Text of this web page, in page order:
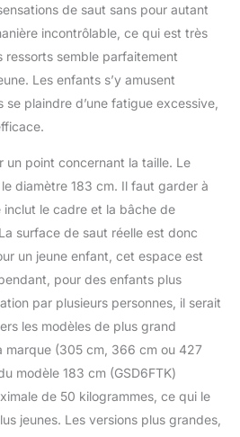
de saut sans pour autant
incontrôlable, ce qui est très
ressorts semble parfaitement
Les enfants s’y amusent
plaindre d’une fatigue excessive,
un point concernant la taille. Le
diamètre 183 cm. Il faut garder à
inclut le cadre et la bâche de
surface de saut réelle est donc
un jeune enfant, cet espace est
pour des enfants plus
par plusieurs personnes, il serait
les modèles de plus grand
marque (305 cm, 366 cm ou 427
modèle 183 cm (GSD6FTK)
de 50 kilogrammes, ce qui le
jeunes. Les versions plus grandes,